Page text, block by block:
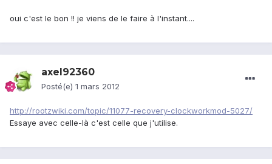
oui c'est le bon !! je viens de le faire à l'instant....
axel92360
Posté(e) 1 mars 2012
http://rootzwiki.com/topic/11077-recovery-clockworkmod-5027/
Essaye avec celle-là c'est celle que j'utilise.